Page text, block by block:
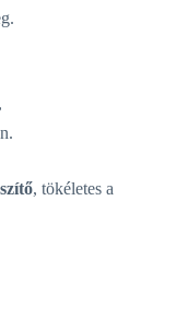
, tökéletes a